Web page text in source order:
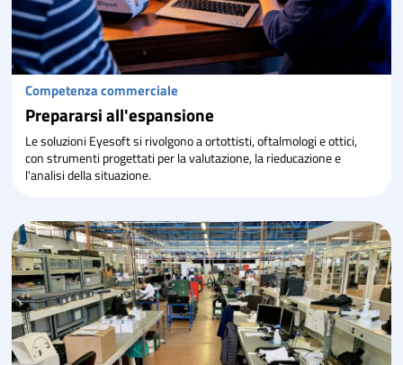
Competenza commerciale
Prepararsi all'espansione
Le soluzioni Eyesoft si rivolgono a ortottisti, oftalmologi e ottici,
con strumenti progettati per la valutazione, la rieducazione e
l'analisi della situazione.